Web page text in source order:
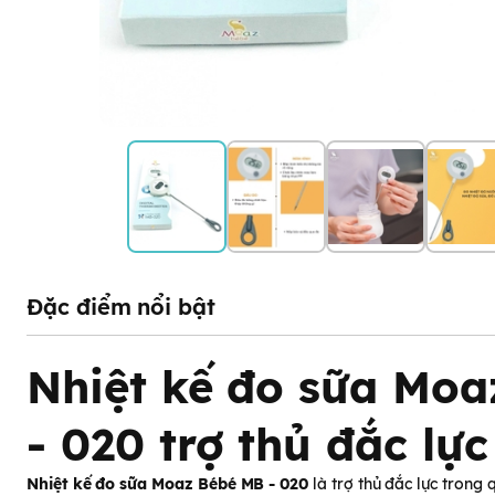
Đặc điểm nổi bật
Nhiệt kế đo sữa
- 020 trợ thủ đắc
Nhiệt kế đo sữa Moaz Bébé MB - 020 là trợ thủ đắc lực trong